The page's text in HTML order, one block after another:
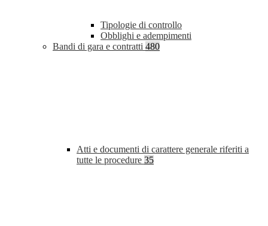
Tipologie di controllo
Obblighi e adempimenti
Bandi di gara e contratti 480
Atti e documenti di carattere generale riferiti a
tutte le procedure 35